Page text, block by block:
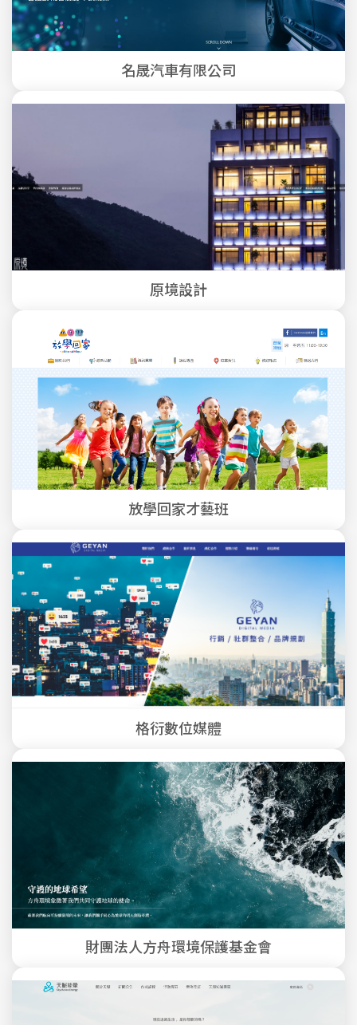
名晟汽車有限公司
原境設計
放學回家才藝班
格衍數位媒體
財團法人方舟環境保護基金會